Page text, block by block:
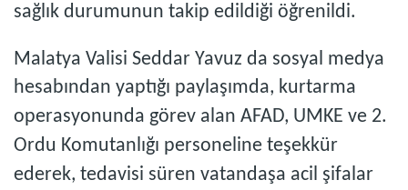
sağlık durumunun takip edildiği öğrenildi.
Malatya Valisi Seddar Yavuz da sosyal medya
hesabından yaptığı paylaşımda, kurtarma
operasyonunda görev alan AFAD, UMKE ve 2.
Ordu Komutanlığı personeline teşekkür
ederek, tedavisi süren vatandaşa acil şifalar